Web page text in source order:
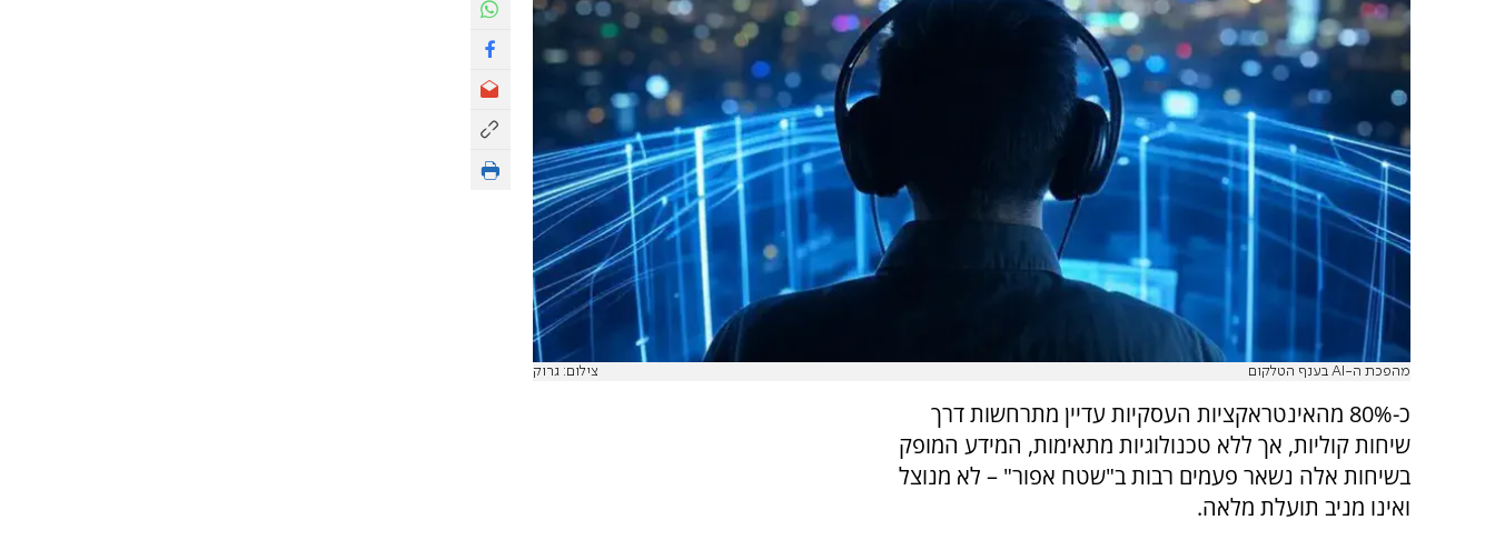
מהפכת ה-AI בענף הטלקום צילום: גרוק
כ-80% מהאינטראקציות העסקיות עדיין מתרחשות דרך
שיחות קוליות, אך ללא טכנולוגיות מתאימות, המידע המופק
בשיחות אלה נשאר פעמים רבות ב"שטח אפור" – לא מנוצל
ואינו מניב תועלת מלאה.